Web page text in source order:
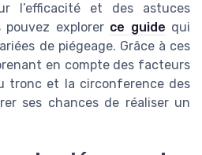
l’efficacité et des astuces
pouvez explorer ce guide qui
de piégeage. Grâce à ces
en compte des facteurs
tronc et la circonference des
ses chances de réaliser un